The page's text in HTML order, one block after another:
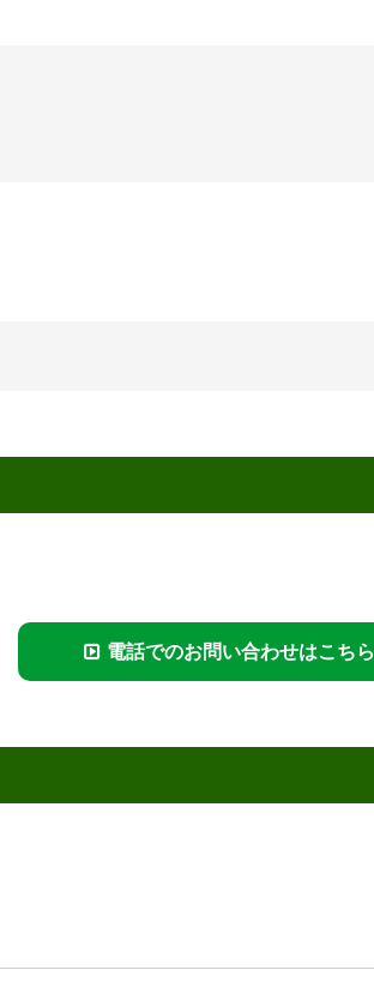
電話でのお問い合わせはこちら